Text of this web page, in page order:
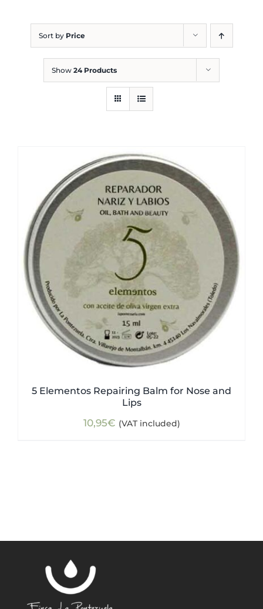
Sort by Price
Show 24 Products
5 Elementos Repairing Balm for Nose and
Lips
10,95€ (VAT included)